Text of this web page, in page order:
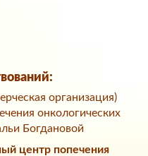
организация)
онкологических
Богдановой
центр попечения